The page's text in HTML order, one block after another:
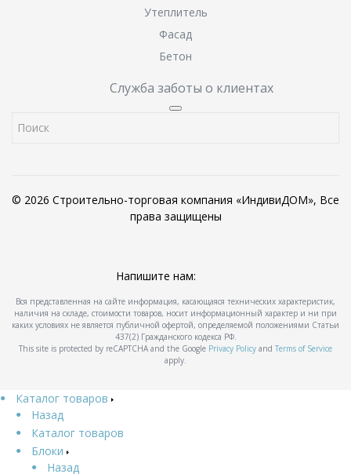
Утеплитель
Фасад
Бетон
Служба заботы о клиентах
© 2026 Строительно-торговая компания «ИндивиДОМ», Все
права защищены
Напишите нам:
Вся представленная на сайте информация, касающаяся технических характеристик,
наличия на складе, стоимости товаров, носит информационный характер и ни при
каких условиях не является публичной офертой, определяемой положениями Статьи
437(2) Гражданского кодекса РФ.
This site is protected by reCAPTCHA and the Google Privacy Policy and Terms of Service
apply.
Каталог товаров
Назад
Каталог товаров
Блоки
Назад